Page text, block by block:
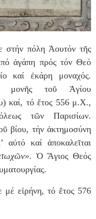
στήν πόλη Ἀουτόν τῆς
ἀγάπη πρός τόν Θεό
καί ἐκάρη μοναχός.
μονῆς τοῦ Ἁγίου
καί, τό ἔτος 556 μ.Χ.,
τῶν Παρισίων.
βίου, τήν ἀκτημοσύνη
αὐτό καί ἀποκαλεῖται
. Ὁ Ἅγιος Θεός
εἰρήνη, τό ἔτος 576